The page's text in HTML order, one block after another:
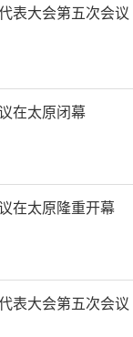
表大会第五次会议
在太原闭幕
在太原隆重开幕
表大会第五次会议